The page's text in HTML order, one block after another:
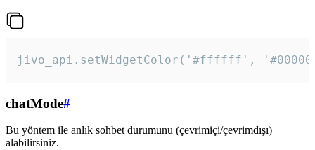
jivo_api.setWidgetColor('#ffffff',
chatMode#
Bu yöntem ile anlık sohbet durumunu (çevrimiçi/çevrimdışı)
alabilirsiniz.